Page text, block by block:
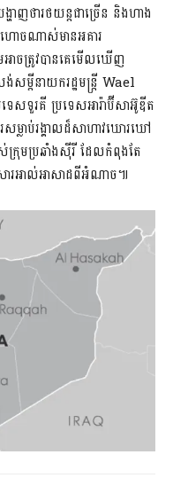
ាញថារថយន្តជាច្រើន និងហាង
ហោចណាស់មានអគារ
ាចត្រូវបានគេមើលឃើញ
ម្តីនាយករដ្ឋមន្រ្តី Wael
ទួរគី ប្រទេសអារ៉ាប៊ីសាអ៊ូឌីត
ម្លាប់រង្គាលដ៏សាហាវឃោរឃៅ
ក្រុមប្រឆាំងស៊ីរី ដែលកំពុងតែ
ាសារអាល់អាសាដពីអំណាច៕